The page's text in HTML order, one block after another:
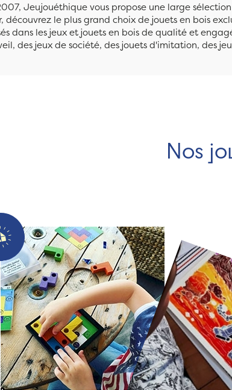
Jeujouéthique vous propose une large
découvrez le plus grand choix de jouets en bois
dans les jeux et jouets en bois de qualité et
des jeux de société, des jouets d'imitation, des
Nos